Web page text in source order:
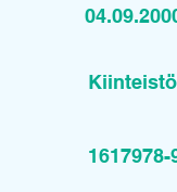
1617978-